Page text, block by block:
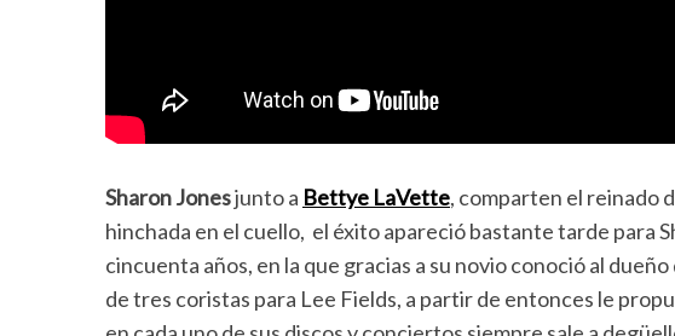
Sharon Jonesjunto a Bettye LaVette, comparten el reinado
hinchada en el cuello, el éxito apareció bastante tarde para
cincuenta años, en la que gracias a su novio conoció al
de tres coristas para Lee Fields, a partir de entonces le